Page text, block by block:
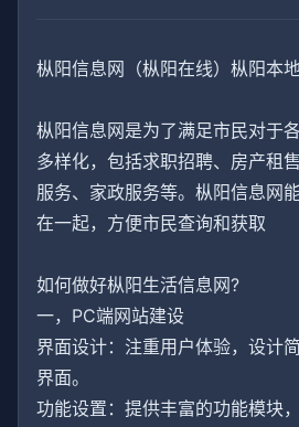
枞阳信息网（枞阳在线）枞阳本
枞阳信息网是为了满足市民对于
多样化，包括求职招聘、房产租
服务、家政服务等。枞阳信息网
在一起，方便市民查询和获取
如何做好枞阳生活信息网?
一，PC端网站建设
界面设计：注重用户体验，设计
界面。
功能设置：提供丰富的功能模块